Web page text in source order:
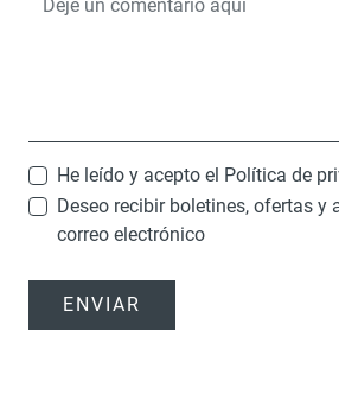
He leído y acepto el Política de
Deseo recibir boletines, ofertas y
correo electrónico
ENVIAR